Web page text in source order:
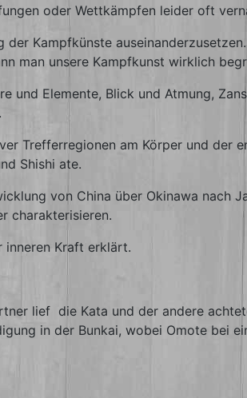
oder Wettkämpfen leider oft
Kampfkünste
man unsere Kampfkunst wirklich
Elemente, Blick und Atmung,
Trefferregionen am Körper und der
Shishi ate.
von China über Okinawa nach
charakterisieren.
inneren Kraft erklärt.
lief die Kata und der andere
in der Bunkai, wobei Omote bei